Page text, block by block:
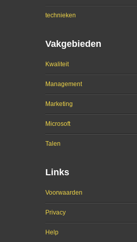
technieken
Vakgebieden
Kwaliteit
Management
Marketing
Microsoft
Talen
Links
Voorwaarden
Privacy
Help